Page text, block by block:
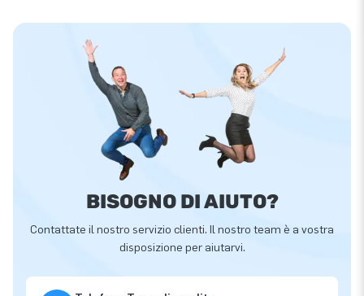
BISOGNO DI AIUTO?
Contattate il nostro servizio clienti. Il nostro team è a vostra
disposizione per aiutarvi.